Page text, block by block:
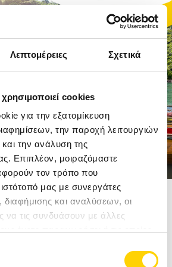
Λεπτομέρειες Σχετικά
cookies
για την εξατομίκευση
την παροχή λειτουργιών
την ανάλυση της
Επιπλέον, μοιραζόμαστε
τον τρόπο που
ιστότοπό μας με συνεργάτες
και αναλύσεων, οι
να τις συνδυάσουν με άλλες
Τζαμάϊκα